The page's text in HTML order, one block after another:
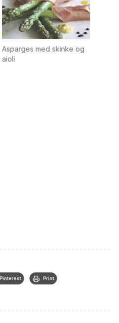
Asparges med skinke og
aioli
Pinterest Print